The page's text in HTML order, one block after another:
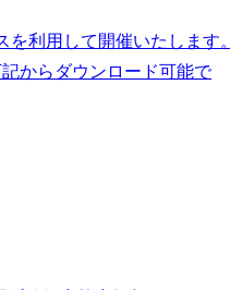
利用して開催いたします。
からダウンロード可能で